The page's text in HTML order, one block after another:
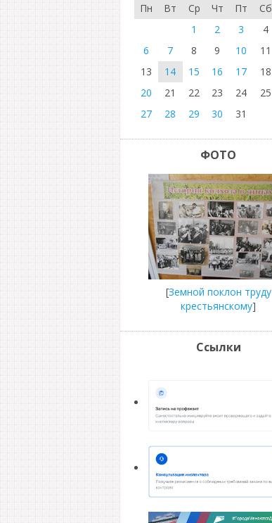
Пн
Вт Ср Чт Пт Сб
1
2 3 4
6
7 8 9 10 11
13
14 15 16 17 18
20
21 22 23 24 25
27
28 29 30 31
ФОТО
[Земной поклон труду
крестьянскому]
Ссылки